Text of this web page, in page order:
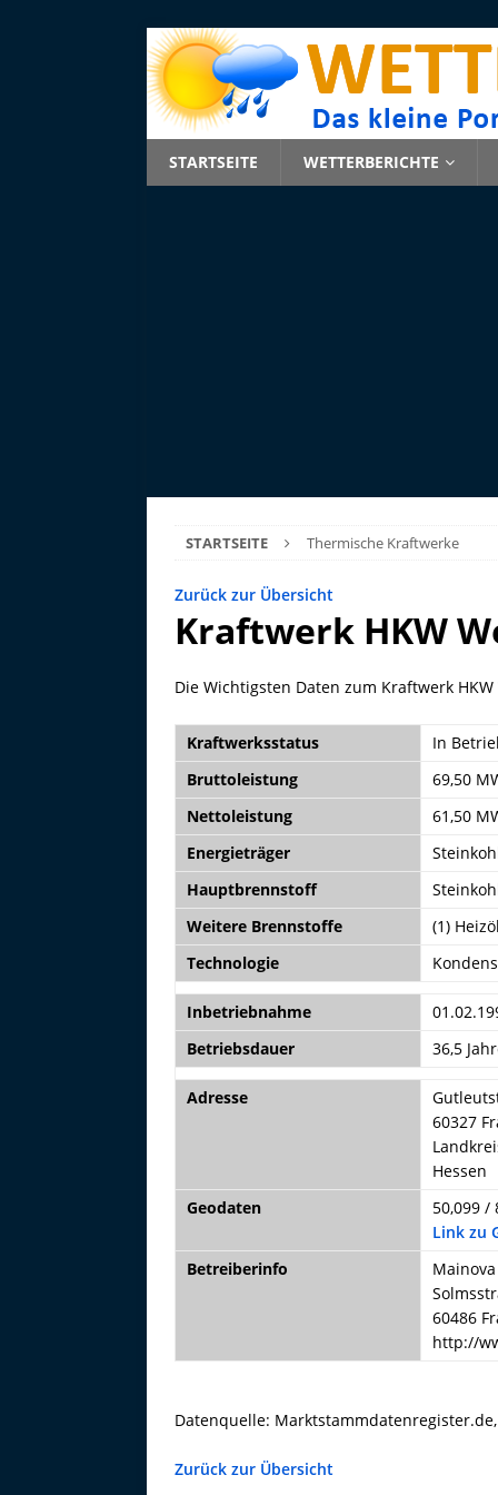
STARTSEITE WETTERBERICHTE
STARTSEITE Thermische Kraftwerke
Zurück zur Übersicht
Kraftwerk HKW
Die Wichtigsten Daten zum Kraftwerk
Kraftwerksstatus
In
Bruttoleistung
69,50
Nettoleistung
61,50
Energieträger
Hauptbrennstoff
Weitere Brennstoffe
(1)
Technologie
Inbetriebnahme
Betriebsdauer
36,5
Adresse
60327
Hessen
Geodaten
50,099 /
Link zu
Betreiberinfo
Mainova
60486
http://
Datenquelle:
Zurück zur Übersicht